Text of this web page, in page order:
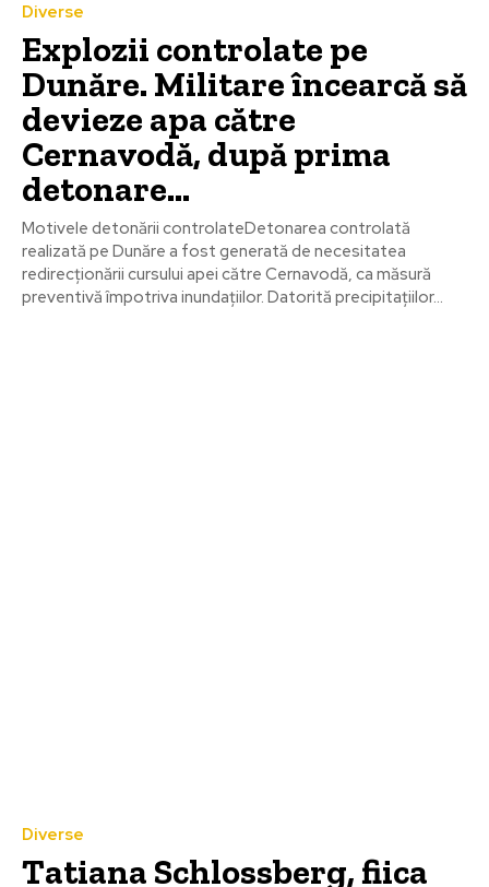
Diverse
Explozii controlate pe
Dunăre. Militare încearcă să
devieze apa către
Cernavodă, după prima
detonare…
Motivele detonării controlateDetonarea controlată
realizată pe Dunăre a fost generată de necesitatea
redirecționării cursului apei către Cernavodă, ca măsură
preventivă împotriva inundațiilor. Datorită precipitațiilor...
Diverse
Tatiana Schlossberg, fiica